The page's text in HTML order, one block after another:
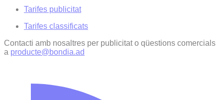
Tarifes publicitat
Tarifes classificats
Contacti amb nosaltres per publicitat o qüestions comercials
a producte@bondia.ad